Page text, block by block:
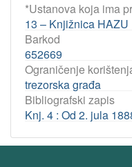
*Ustanova koja ima
13 – Knjižnica HAZU
Barkod
652669
Ograničenje
trezorska građa
Bibliografski zapis
Knj. 4 : Od 2. jula